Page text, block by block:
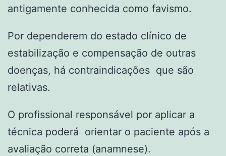
antigamente conhecida como favismo.
Por dependerem do estado clínico de
estabilização e compensação de outras
doenças, há contraindicações que são
relativas.
O profissional responsável por aplicar a
técnica poderá orientar o paciente após a
avaliação correta (anamnese).